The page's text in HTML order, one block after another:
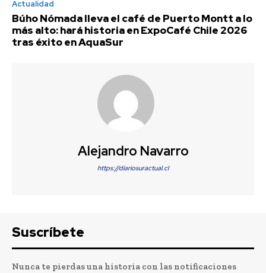
Actualidad
Búho Nómada lleva el café de Puerto Montt a lo
más alto: hará historia en ExpoCafé Chile 2026
tras éxito en AquaSur
Alejandro Navarro
https://diariosuractual.cl
Suscríbete
Nunca te pierdas una historia con las notificaciones